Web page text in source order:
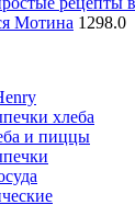
Мотина 1298.0
хлеба
и пиццы